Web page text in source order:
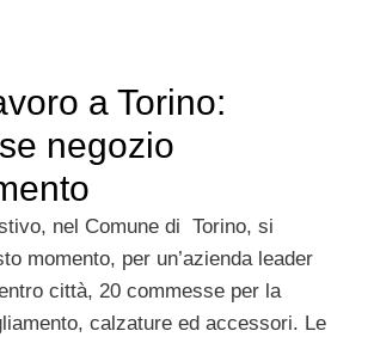
a Torino:
negozio
nel Comune di Torino, si
momento, per un’azienda leader
città, 20 commesse per la
calzature ed accessori. Le